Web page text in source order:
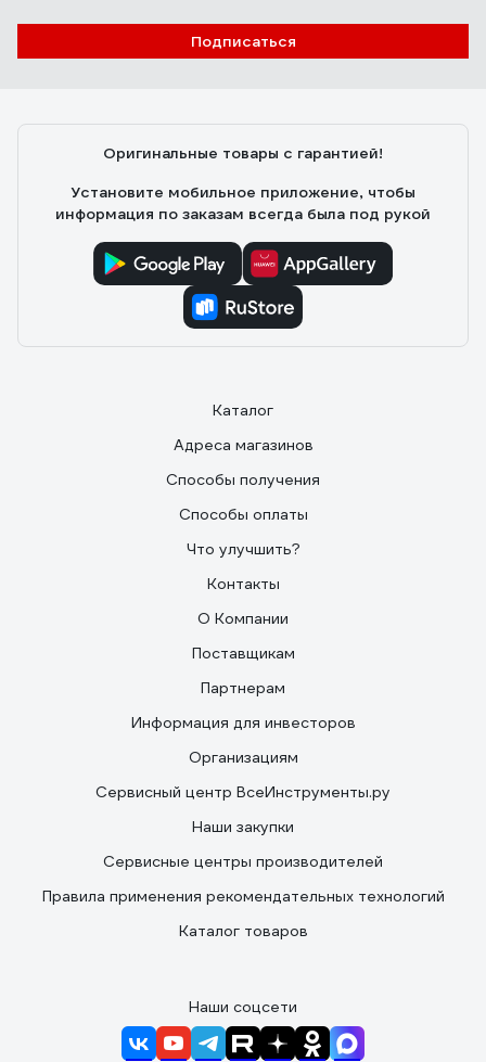
Подписаться
Оригинальные товары с гарантией!
Установите мобильное приложение, чтобы
информация по заказам всегда была под рукой
Каталог
Адреса магазинов
Способы получения
Способы оплаты
Что улучшить?
Контакты
О Компании
Поставщикам
Партнерам
Информация для инвесторов
Организациям
Сервисный центр ВсеИнструменты.ру
Наши закупки
Сервисные центры производителей
Правила применения рекомендательных технологий
Каталог товаров
Наши соцсети